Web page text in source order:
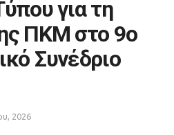
για τη
ΠΚΜ στο 9ο
Συνέδριο
2026